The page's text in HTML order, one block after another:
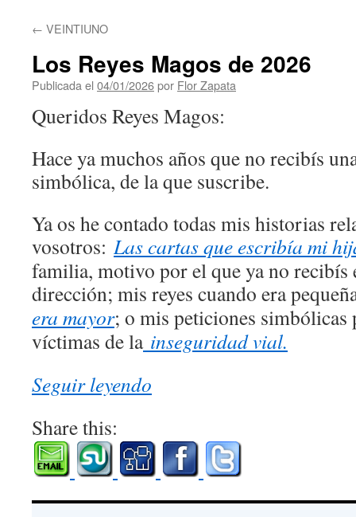
← VEINTIUNO
Los Reyes Magos de 2026
Publicada el 04/01/2026por Flor Zapata
Queridos Reyes Magos:
Hace ya muchos años que no recibís
simbólica, de la que suscribe.
Ya os he contado todas mis historias
vosotros:Las cartas que escribía mi
familia, motivo por el que ya no recibís
dirección; mis reyes cuando era
era mayor; o mis peticiones simbólicas
víctimas de lainseguridad vial.
Seguir leyendo
Share this: